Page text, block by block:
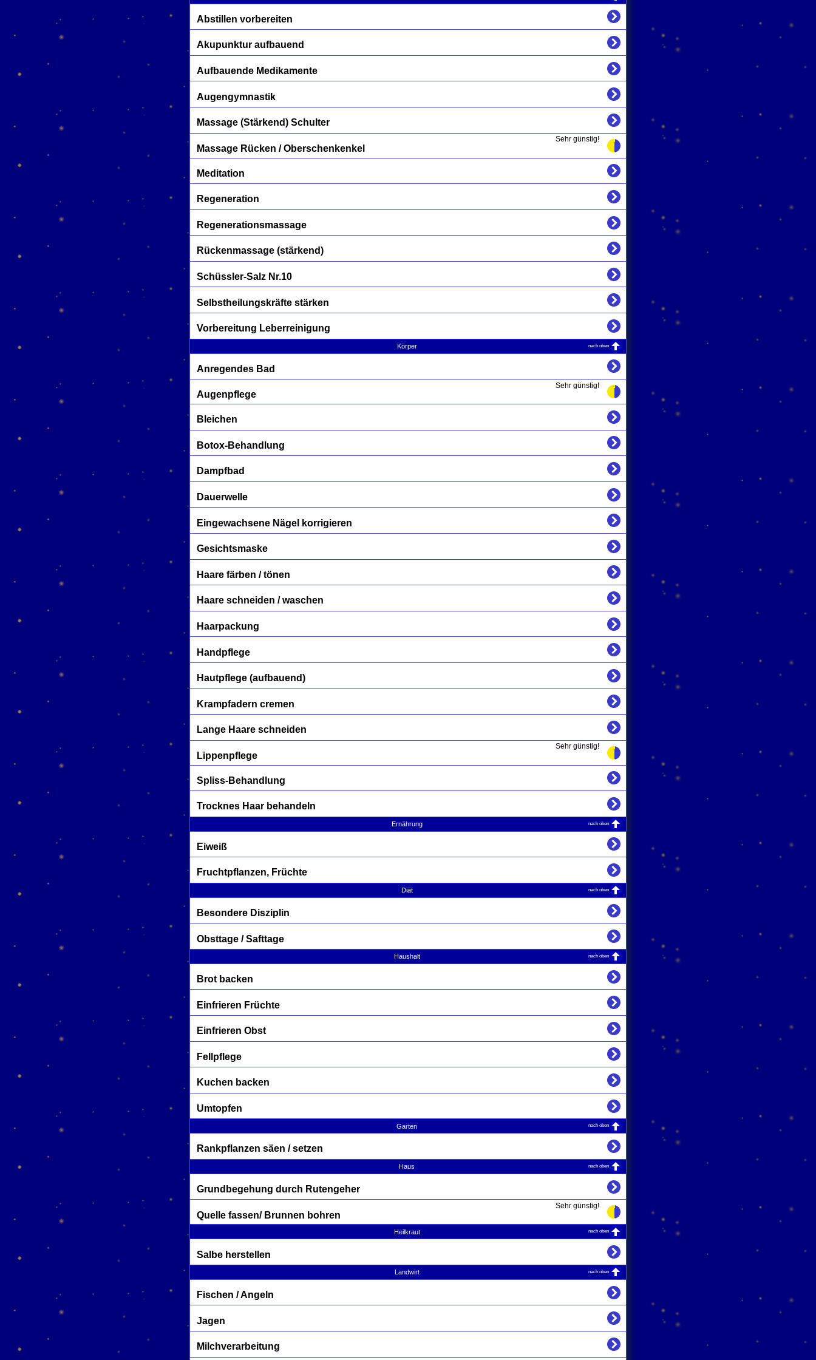
Abstillen vorbereiten
Akupunktur aufbauend
Aufbauende Medikamente
Augengymnastik
Massage (Stärkend) Schulter
Sehr günstig!
Massage Rücken / Oberschenkenkel
Meditation
Regeneration
Regenerationsmassage
Rückenmassage (stärkend)
Schüssler-Salz Nr.10
Selbstheilungskräfte stärken
Vorbereitung Leberreinigung
Körper nach oben
Anregendes Bad
Sehr günstig!
Augenpflege
Bleichen
Botox-Behandlung
Dampfbad
Dauerwelle
Eingewachsene Nägel korrigieren
Gesichtsmaske
Haare färben / tönen
Haare schneiden / waschen
Haarpackung
Handpflege
Hautpflege (aufbauend)
Krampfadern cremen
Lange Haare schneiden
Sehr günstig!
Lippenpflege
Spliss-Behandlung
Trocknes Haar behandeln
Ernährung nach oben
Eiweiß
Fruchtpflanzen, Früchte
Diät nach oben
Besondere Disziplin
Obsttage / Safttage
Haushalt nach oben
Brot backen
Einfrieren Früchte
Einfrieren Obst
Fellpflege
Kuchen backen
Umtopfen
Garten nach oben
Rankpflanzen säen / setzen
Haus nach oben
Grundbegehung durch Rutengeher
Sehr günstig!
Quelle fassen/ Brunnen bohren
Heilkraut nach oben
Salbe herstellen
Landwirt nach oben
Fischen / Angeln
Jagen
Milchverarbeitung